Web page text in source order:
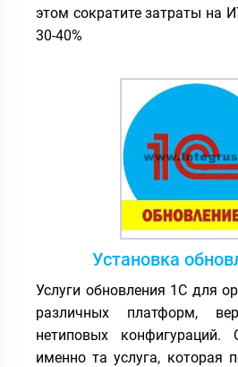
этом сократите затраты на
30-40%
Установка
Услуги обновления 1С для
различных платформ,
нетиповых
именно та услуга, которая